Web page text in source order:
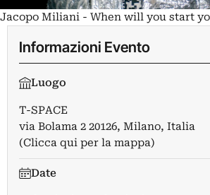
Jacopo Miliani - When will you start
Informazioni Evento
Luogo
T-SPACE
via Bolama 2 20126, Milano, Italia
(Clicca qui per la mappa)
Date